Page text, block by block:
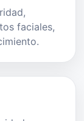
faciales,